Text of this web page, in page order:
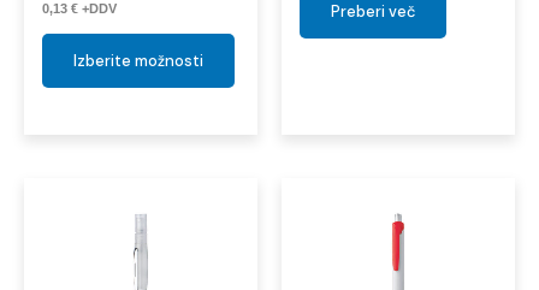
0,13 € +DDV
Izberite možnosti
Preberi več